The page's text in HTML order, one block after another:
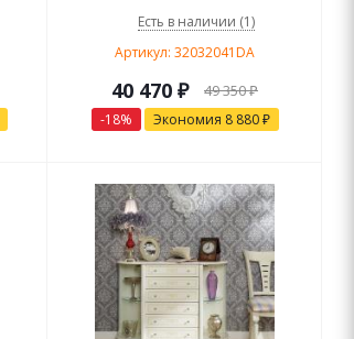
Есть в наличии (1)
Артикул: 32032041DA
40 470 ₽ 49 350₽
-18% Экономия 8 880₽